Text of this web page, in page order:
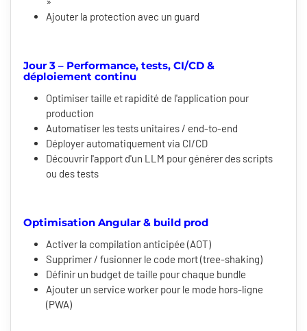
Ajouter la protection avec un guard
Jour 3 – Performance, tests, CI/CD &
déploiement continu
Optimiser taille et rapidité de l'application pour
production
Automatiser les tests unitaires / end-to-end
Déployer automatiquement via CI/CD
Découvrir l'apport d'un LLM pour générer des scripts
ou des tests
Optimisation Angular & build prod
Activer la compilation anticipée (AOT)
Supprimer / fusionner le code mort (tree-shaking)
Définir un budget de taille pour chaque bundle
Ajouter un service worker pour le mode hors-ligne
(PWA)